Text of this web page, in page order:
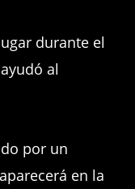
durante el
al
por un
en la